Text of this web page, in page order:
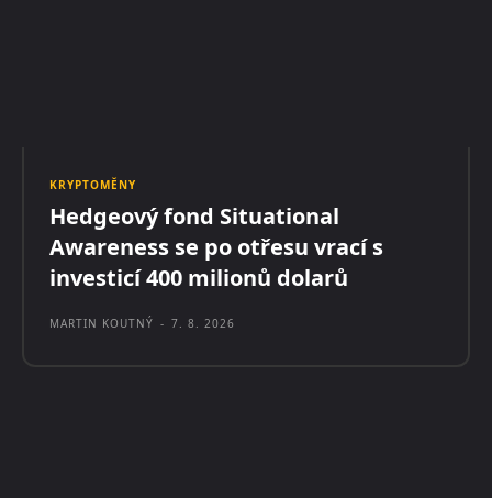
KRYPTOMĚNY
Hedgeový fond Situational
Awareness se po otřesu vrací s
investicí 400 milionů dolarů
MARTIN KOUTNÝ - 7. 8. 2026